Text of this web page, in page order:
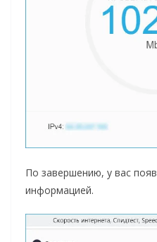
По завершению, у вас
информацией.